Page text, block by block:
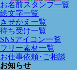
お名前スタンプ一覧
絵文字一覧
きせかえ一覧
待ち受け一覧
SNSアイコン一覧
フリー素材一覧
お仕事依頼･ご相談
お知らせ